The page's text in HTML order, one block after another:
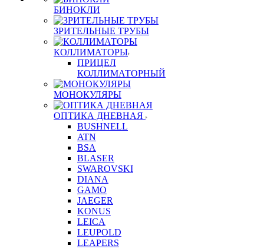
БИНОКЛИ
ЗРИТЕЛЬНЫЕ ТРУБЫ
КОЛЛИМАТОРЫ
ПРИЦЕЛ
КОЛЛИМАТОРНЫЙ
МОНОКУЛЯРЫ
ОПТИКА ДНЕВНАЯ
BUSHNELL
ATN
BSA
BLASER
SWAROVSKI
DIANA
GAMO
JAEGER
KONUS
LEICA
LEUPOLD
LEAPERS